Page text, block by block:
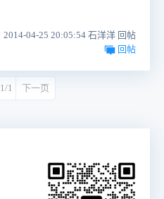
2014-04-25 20:05:54 石洋洋 回帖
回帖
1/1 下一页